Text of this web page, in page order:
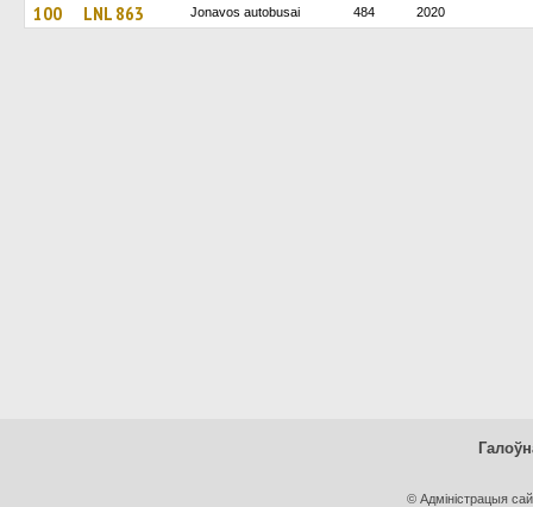
100 LNL 863 Jonavos autobusai 484 2020
© Адміністрацыя